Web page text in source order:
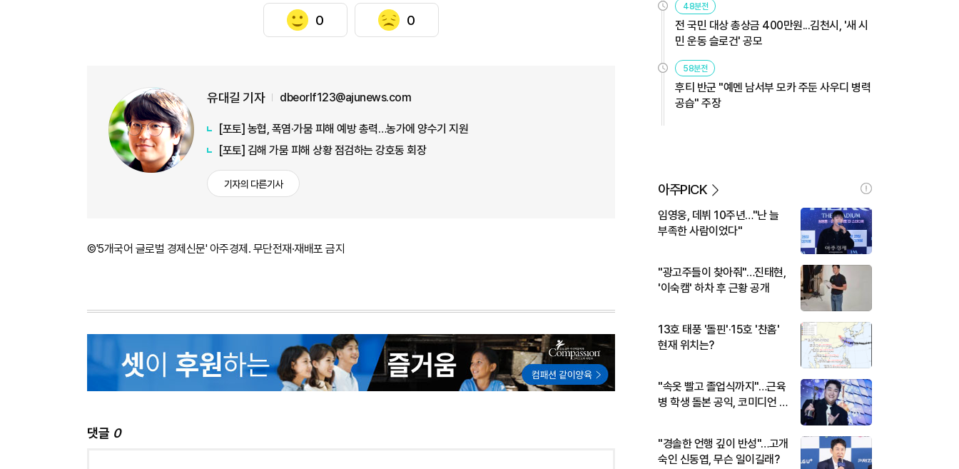
0 0
유대길 기자 dbeorlf123@ajunews.com
[포토] 농협, 폭염·가뭄 피해 예방 총력…농가에 양수기 지원
[포토] 김해 가뭄 피해 상황 점검하는 강호동 회장
기자의 다른기사
©'5개국어 글로벌 경제신문' 아주경제. 무단전재·재배포 금지
댓글 0
48분전
전 국민 대상 총상금 400만원...김천시, '새 시
민 운동 슬로건' 공모
58분전
후티 반군 "예멘 남서부 모카 주둔 사우디 병력
공습" 주장
아주PICK
임영웅, 데뷔 10주년…"난 늘
부족한 사람이었다"
"광고주들이 찾아줘"…진태현,
'이숙캠' 하차 후 근황 공개
13호 태풍 '돌핀'·15호 '찬홈'
현재 위치는?
"속옷 빨고 졸업식까지"…근육
병 학생 돌본 공익, 코미디언 김
"경솔한 언행 깊이 반성"…고개
숙인 신동엽, 무슨 일이길래?